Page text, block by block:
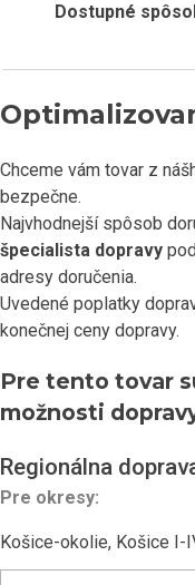
Dostupné
Chceme vám tovar z
bezpečne.
Najvhodnejší spôsob
špecialista dopravy
adresy doručenia.
Uvedené poplatky
konečnej ceny dopravy.
Pre tento tovar
možnosti
Regionálna
Pre okresy:
Košice-okolie, Košice I-